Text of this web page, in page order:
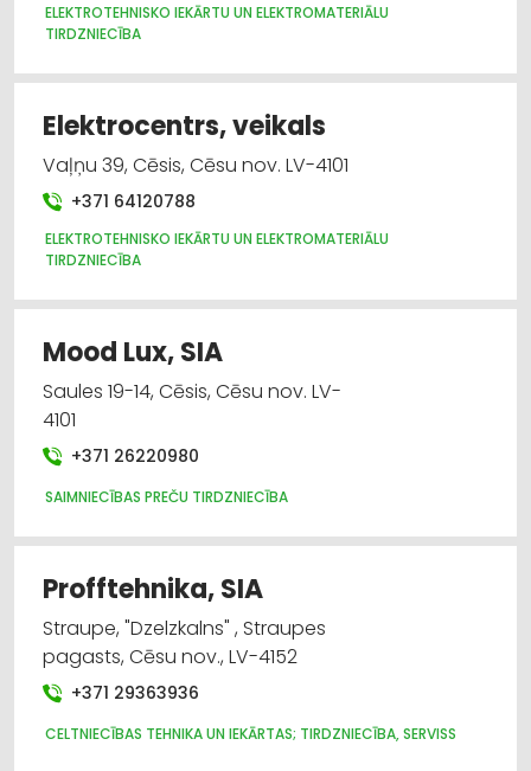
ELEKTROTEHNISKO IEKĀRTU UN ELEKTROMATERIĀLU
TIRDZNIECĪBA
Elektrocentrs, veikals
Vaļņu 39, Cēsis, Cēsu nov. LV-4101
+371 64120788
ELEKTROTEHNISKO IEKĀRTU UN ELEKTROMATERIĀLU
TIRDZNIECĪBA
Mood Lux, SIA
Saules 19-14, Cēsis, Cēsu nov. LV-
4101
+371 26220980
SAIMNIECĪBAS PREČU TIRDZNIECĪBA
Profftehnika, SIA
Straupe, "Dzelzkalns" , Straupes
pagasts, Cēsu nov., LV-4152
+371 29363936
CELTNIECĪBAS TEHNIKA UN IEKĀRTAS; TIRDZNIECĪBA, SERVISS